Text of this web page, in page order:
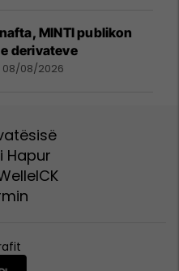
MINTI publikon
derivateve
08/08/2026
Hapur
ICK